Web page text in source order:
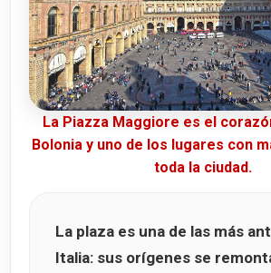
La Piazza Maggiore es el
Bolonia y uno de los lugares con
toda la ciudad.
La plaza es una de las más
Italia: sus orígenes se